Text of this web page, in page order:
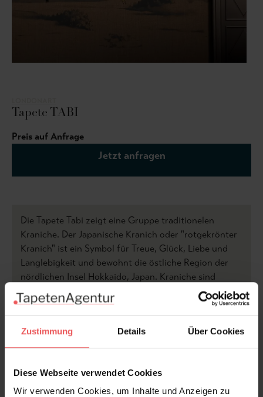
Zustimmung Details Über Cookies
Diese Webseite verwendet Cookies
Wir verwenden Cookies, um Inhalte und Anzeigen zu
Tapete TABI
Preis auf Anfrage
Jetzt anfragen
Die Tapete Tabi zeigt eine Gruppe traditionelen
Kraniche. Der Japanische Kranich oder "rotgekrönter
Kranich" ist ein Symbol für Treue, Glück, Liebe und
Langlebigkeit und bewohnt die östliche Region der
nördlichen Insel Hokkaido, Japan. Kraniche sind
traditionell heilige Vögel im naturverbundenen
japanischen Shintoismus.
Die Tapete wird auf Ihr individuelles Wandmaß
angefertigt. Bitte senden Sie uns Ihre Wandmaße.
Wir können Ihnen diese Tapeten in unterschiedlichen
Qualitäten anbieten - Wir beraten Sie gerne.